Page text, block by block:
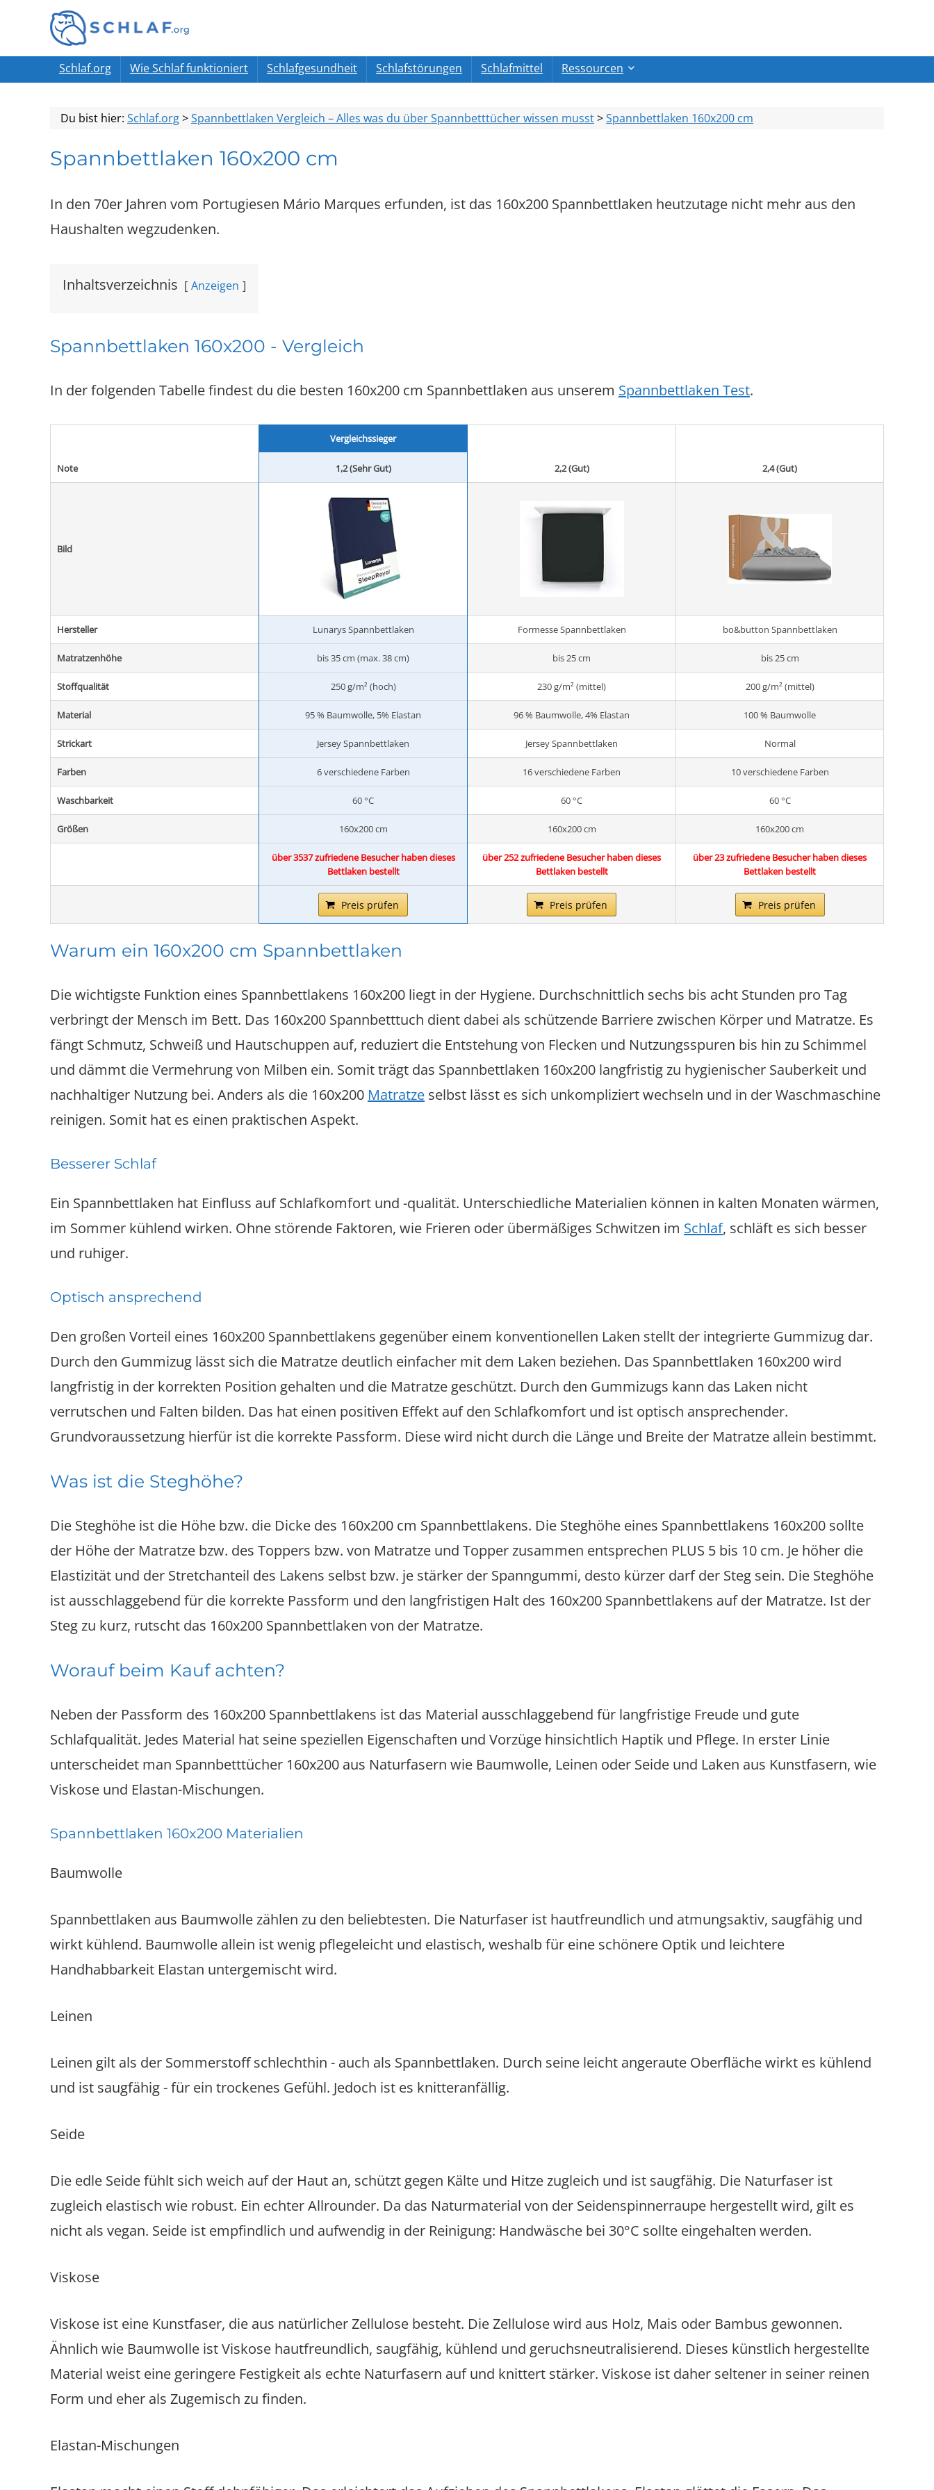
Schlaf.org Wie Schlaf funktioniert Schlafgesundheit Schlafstörungen Schlafmittel Ressourcen
Du bist hier: Schlaf.org>Spannbettlaken Vergleich – Alles was du über Spannbetttücher wissen musst>Spannbettlaken 160x200 cm
Spannbettlaken 160x200 cm
In den 70er Jahren vom Portugiesen Mário Marques erfunden, ist das 160x200 Spannbettlaken heutzutage nicht mehr aus den
Haushalten wegzudenken.
Inhaltsverzeichnis Anzeigen
Spannbettlaken 160x200 - Vergleich
In der folgenden Tabelle findest du die besten 160x200 cm Spannbettlaken aus unserem Spannbettlaken Test.
Note
Vergleichssieger
1,2 (Sehr Gut) 2,2 (Gut) 2,4 (Gut)
Bild
Hersteller Lunarys Spannbettlaken Formesse Spannbettlaken bo&button Spannbettlaken
Matratzenhöhe bis 35 cm (max. 38 cm) bis 25 cm bis 25 cm
Stoffqualität 250 g/m² (hoch) 230 g/m² (mittel) 200 g/m² (mittel)
Material 95 % Baumwolle, 5% Elastan 96 % Baumwolle, 4% Elastan 100 % Baumwolle
Strickart Jersey Spannbettlaken Jersey Spannbettlaken Normal
Farben 6 verschiedene Farben 16 verschiedene Farben 10 verschiedene Farben
Waschbarkeit 60 °C 60 °C 60 °C
Größen 160x200 cm 160x200 cm 160x200 cm
über 3537 zufriedene Besucher haben dieses
Bettlaken bestellt
über 252 zufriedene Besucher haben dieses
Bettlaken bestellt
über 23 zufriedene Besucher haben dieses
Bettlaken bestellt
Preis prüfen Preis prüfen Preis prüfen
Warum ein 160x200 cm Spannbettlaken
Die wichtigste Funktion eines Spannbettlakens 160x200 liegt in der Hygiene. Durchschnittlich sechs bis acht Stunden pro Tag
verbringt der Mensch im Bett. Das 160x200 Spannbetttuch dient dabei als schützende Barriere zwischen Körper und Matratze. Es
fängt Schmutz, Schweiß und Hautschuppen auf, reduziert die Entstehung von Flecken und Nutzungsspuren bis hin zu Schimmel
und dämmt die Vermehrung von Milben ein. Somit trägt das Spannbettlaken 160x200 langfristig zu hygienischer Sauberkeit und
nachhaltiger Nutzung bei. Anders als die 160x200 Matratze selbst lässt es sich unkompliziert wechseln und in der Waschmaschine
reinigen. Somit hat es einen praktischen Aspekt.
Besserer Schlaf
Ein Spannbettlaken hat Einfluss auf Schlafkomfort und -qualität. Unterschiedliche Materialien können in kalten Monaten wärmen,
im Sommer kühlend wirken. Ohne störende Faktoren, wie Frieren oder übermäßiges Schwitzen im Schlaf, schläft es sich besser
und ruhiger.
Optisch ansprechend
Den großen Vorteil eines 160x200 Spannbettlakens gegenüber einem konventionellen Laken stellt der integrierte Gummizug dar.
Durch den Gummizug lässt sich die Matratze deutlich einfacher mit dem Laken beziehen. Das Spannbettlaken 160x200 wird
langfristig in der korrekten Position gehalten und die Matratze geschützt. Durch den Gummizugs kann das Laken nicht
verrutschen und Falten bilden. Das hat einen positiven Effekt auf den Schlafkomfort und ist optisch ansprechender.
Grundvoraussetzung hierfür ist die korrekte Passform. Diese wird nicht durch die Länge und Breite der Matratze allein bestimmt.
Was ist die Steghöhe?
Die Steghöhe ist die Höhe bzw. die Dicke des 160x200 cm Spannbettlakens. Die Steghöhe eines Spannbettlakens 160x200 sollte
der Höhe der Matratze bzw. des Toppers bzw. von Matratze und Topper zusammen entsprechen PLUS 5 bis 10 cm. Je höher die
Elastizität und der Stretchanteil des Lakens selbst bzw. je stärker der Spanngummi, desto kürzer darf der Steg sein. Die Steghöhe
ist ausschlaggebend für die korrekte Passform und den langfristigen Halt des 160x200 Spannbettlakens auf der Matratze. Ist der
Steg zu kurz, rutscht das 160x200 Spannbettlaken von der Matratze.
Worauf beim Kauf achten?
Neben der Passform des 160x200 Spannbettlakens ist das Material ausschlaggebend für langfristige Freude und gute
Schlafqualität. Jedes Material hat seine speziellen Eigenschaften und Vorzüge hinsichtlich Haptik und Pflege. In erster Linie
unterscheidet man Spannbetttücher 160x200 aus Naturfasern wie Baumwolle, Leinen oder Seide und Laken aus Kunstfasern, wie
Viskose und Elastan-Mischungen.
Spannbettlaken 160x200 Materialien
Baumwolle
Spannbettlaken aus Baumwolle zählen zu den beliebtesten. Die Naturfaser ist hautfreundlich und atmungsaktiv, saugfähig und
wirkt kühlend. Baumwolle allein ist wenig pflegeleicht und elastisch, weshalb für eine schönere Optik und leichtere
Handhabbarkeit Elastan untergemischt wird.
Leinen
Leinen gilt als der Sommerstoff schlechthin - auch als Spannbettlaken. Durch seine leicht angeraute Oberfläche wirkt es kühlend
und ist saugfähig - für ein trockenes Gefühl. Jedoch ist es knitteranfällig.
Seide
Die edle Seide fühlt sich weich auf der Haut an, schützt gegen Kälte und Hitze zugleich und ist saugfähig. Die Naturfaser ist
zugleich elastisch wie robust. Ein echter Allrounder. Da das Naturmaterial von der Seidenspinnerraupe hergestellt wird, gilt es
nicht als vegan. Seide ist empfindlich und aufwendig in der Reinigung: Handwäsche bei 30°C sollte eingehalten werden.
Viskose
Viskose ist eine Kunstfaser, die aus natürlicher Zellulose besteht. Die Zellulose wird aus Holz, Mais oder Bambus gewonnen.
Ähnlich wie Baumwolle ist Viskose hautfreundlich, saugfähig, kühlend und geruchsneutralisierend. Dieses künstlich hergestellte
Material weist eine geringere Festigkeit als echte Naturfasern auf und knittert stärker. Viskose ist daher seltener in seiner reinen
Form und eher als Zugemisch zu finden.
Elastan-Mischungen